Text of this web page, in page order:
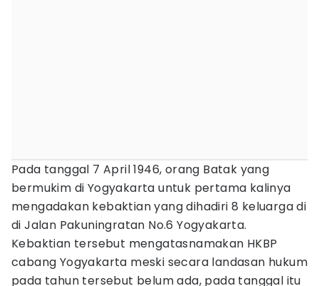
Pada tanggal 7 April 1946, orang Batak yang
bermukim di Yogyakarta untuk pertama kalinya
mengadakan kebaktian yang dihadiri 8 keluarga di
di Jalan Pakuningratan No.6 Yogyakarta.
Kebaktian tersebut mengatasnamakan HKBP
cabang Yogyakarta meski secara landasan hukum
pada tahun tersebut belum ada, pada tanggal itu